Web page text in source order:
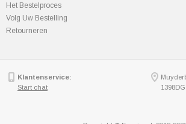
Het Bestelproces
Volg Uw Bestelling
Retourneren
Klantenservice:
Start chat